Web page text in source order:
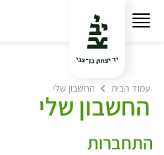
עמוד הבית החשבון שלי
החשבון שלי
התחברות